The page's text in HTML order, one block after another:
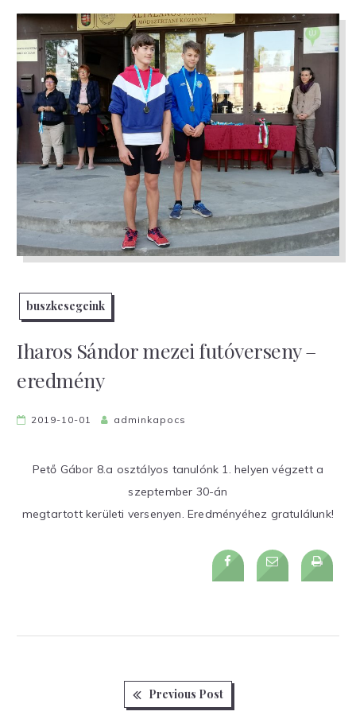
buszkesegeink
Iharos Sándor mezei futóverseny –
eredmény
2019-10-01 adminkapocs
Pető Gábor 8.a osztályos tanulónk 1. helyen végzett a
szeptember 30-án
megtartott kerületi versenyen. Eredményéhez gratulálunk!
Previous Post